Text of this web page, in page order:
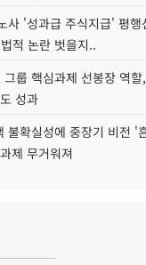
사 '성과급 주식지급' 평행
적 논란 벗을지..
그룹 핵심과제 선봉장 역
성과
불확실성에 중장기 비전 '
제 무거워져